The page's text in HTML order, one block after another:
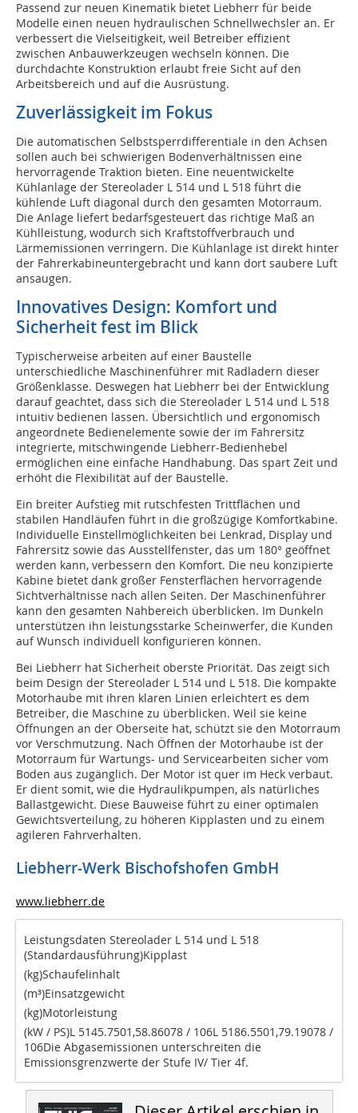
Passend zur neuen Kinematik bietet Liebherr für beide
Modelle einen neuen hydraulischen Schnellwechsler an. Er
verbessert die Vielseitigkeit, weil Betreiber effizient
zwischen Anbauwerkzeugen wechseln können. Die
durchdachte Konstruktion erlaubt freie Sicht auf den
Arbeitsbereich und auf die Ausrüstung.
Zuverlässigkeit im Fokus
Die automatischen Selbstsperrdifferentiale in den Achsen
sollen auch bei schwierigen Bodenverhältnissen eine
hervorragende Traktion bieten. Eine neuentwickelte
Kühlanlage der Stereolader L 514 und L 518 führt die
kühlende Luft diagonal durch den gesamten Motorraum.
Die Anlage liefert bedarfsgesteuert das richtige Maß an
Kühlleistung, wodurch sich Kraftstoffverbrauch und
Lärmemissionen verringern. Die Kühlanlage ist direkt hinter
der Fahrerkabineuntergebracht und kann dort saubere Luft
ansaugen.
Innovatives Design: Komfort und
Sicherheit fest im Blick
Typischerweise arbeiten auf einer Baustelle
unterschiedliche Maschinenführer mit Radladern dieser
Größenklasse. Deswegen hat Liebherr bei der Entwicklung
darauf geachtet, dass sich die Stereolader L 514 und L 518
intuitiv bedienen lassen. Übersichtlich und ergonomisch
angeordnete Bedienelemente sowie der im Fahrersitz
integrierte, mitschwingende Liebherr-Bedienhebel
ermöglichen eine einfache Handhabung. Das spart Zeit und
erhöht die Flexibilität auf der Baustelle.
Ein breiter Aufstieg mit rutschfesten Trittflächen und
stabilen Handläufen führt in die großzügige Komfortkabine.
Individuelle Einstellmöglichkeiten bei Lenkrad, Display und
Fahrersitz sowie das Ausstellfenster, das um 180° geöffnet
werden kann, verbessern den Komfort. Die neu konzipierte
Kabine bietet dank großer Fensterflächen hervorragende
Sichtverhältnisse nach allen Seiten. Der Maschinenführer
kann den gesamten Nahbereich überblicken. Im Dunkeln
unterstützen ihn leistungsstarke Scheinwerfer, die Kunden
auf Wunsch individuell konfigurieren können.
Bei Liebherr hat Sicherheit oberste Priorität. Das zeigt sich
beim Design der Stereolader L 514 und L 518. Die kompakte
Motorhaube mit ihren klaren Linien erleichtert es dem
Betreiber, die Maschine zu überblicken. Weil sie keine
Öffnungen an der Oberseite hat, schützt sie den Motorraum
vor Verschmutzung. Nach Öffnen der Motorhaube ist der
Motorraum für Wartungs- und Servicearbeiten sicher vom
Boden aus zugänglich. Der Motor ist quer im Heck verbaut.
Er dient somit, wie die Hydraulikpumpen, als natürliches
Ballastgewicht. Diese Bauweise führt zu einer optimalen
Gewichtsverteilung, zu höheren Kipplasten und zu einem
agileren Fahrverhalten.
Liebherr-Werk Bischofshofen GmbH
www.liebherr.de
Leistungsdaten Stereolader L 514 und L 518
(Standardausführung)Kipplast
(kg)Schaufelinhalt
(m³)Einsatzgewicht
(kg)Motorleistung
(kW / PS)L 5145.7501,58.86078 / 106L 5186.5501,79.19078 /
106Die Abgasemissionen unterschreiten die
Emissionsgrenzwerte der Stufe IV/ Tier 4f.